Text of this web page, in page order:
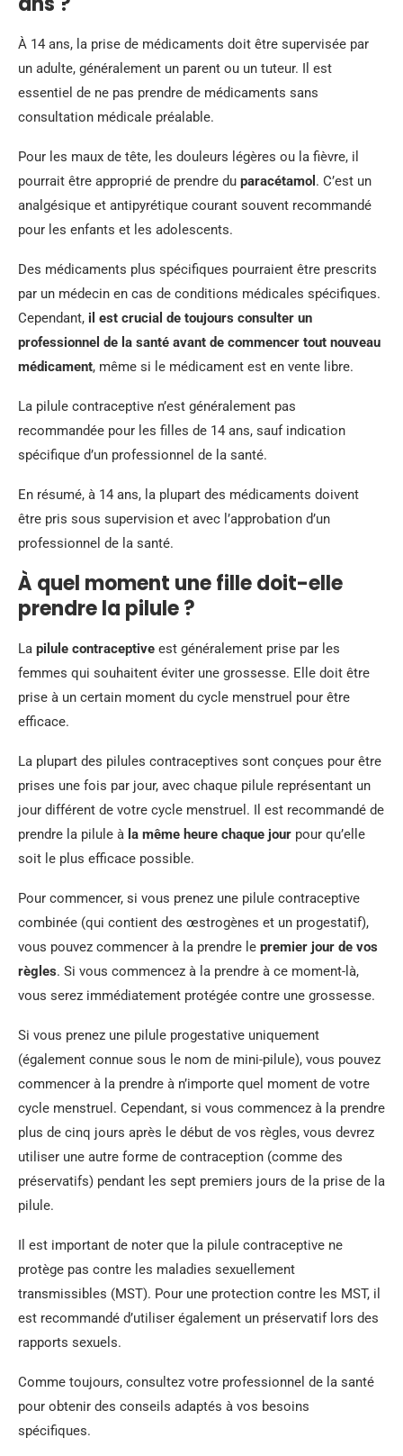
À 14 ans, la prise de médicaments doit être supervisée par
un adulte, généralement un parent ou un tuteur. Il est
essentiel de ne pas prendre de médicaments sans
consultation médicale préalable.
Pour les maux de tête, les douleurs légères ou la fièvre, il
pourrait être approprié de prendre du paracétamol . C’est un
analgésique et antipyrétique courant souvent recommandé
pour les enfants et les adolescents.
Des médicaments plus spécifiques pourraient être prescrits
par un médecin en cas de conditions médicales spécifiques.
Cependant, il est crucial de toujours consulter un
professionnel de la santé avant de commencer tout nouveau
médicament, même si le médicament est en vente libre.
La pilule contraceptive n’est généralement pas
recommandée pour les filles de 14 ans, sauf indication
spécifique d’un professionnel de la santé.
En résumé, à 14 ans, la plupart des médicaments doivent
être pris sous supervision et avec l’approbation d’un
professionnel de la santé.
À quel moment une fille doit-elle
prendre la pilule ?
La pilule contraceptive est généralement prise par les
femmes qui souhaitent éviter une grossesse. Elle doit être
prise à un certain moment du cycle menstruel pour être
efficace.
La plupart des pilules contraceptives sont conçues pour être
prises une fois par jour, avec chaque pilule représentant un
jour différent de votre cycle menstruel. Il est recommandé de
prendre la pilule à la même heure chaque jour pour qu’elle
soit le plus efficace possible.
Pour commencer, si vous prenez une pilule contraceptive
combinée (qui contient des œstrogènes et un progestatif),
vous pouvez commencer à la prendre le premier jour de vos
règles. Si vous commencez à la prendre à ce moment-là,
vous serez immédiatement protégée contre une grossesse.
Si vous prenez une pilule progestative uniquement
(également connue sous le nom de mini-pilule), vous pouvez
commencer à la prendre à n’importe quel moment de votre
cycle menstruel. Cependant, si vous commencez à la prendre
plus de cinq jours après le début de vos règles, vous devrez
utiliser une autre forme de contraception (comme des
préservatifs) pendant les sept premiers jours de la prise de la
pilule.
Il est important de noter que la pilule contraceptive ne
protège pas contre les maladies sexuellement
transmissibles (MST). Pour une protection contre les MST, il
est recommandé d’utiliser également un préservatif lors des
rapports sexuels.
Comme toujours, consultez votre professionnel de la santé
pour obtenir des conseils adaptés à vos besoins
spécifiques.